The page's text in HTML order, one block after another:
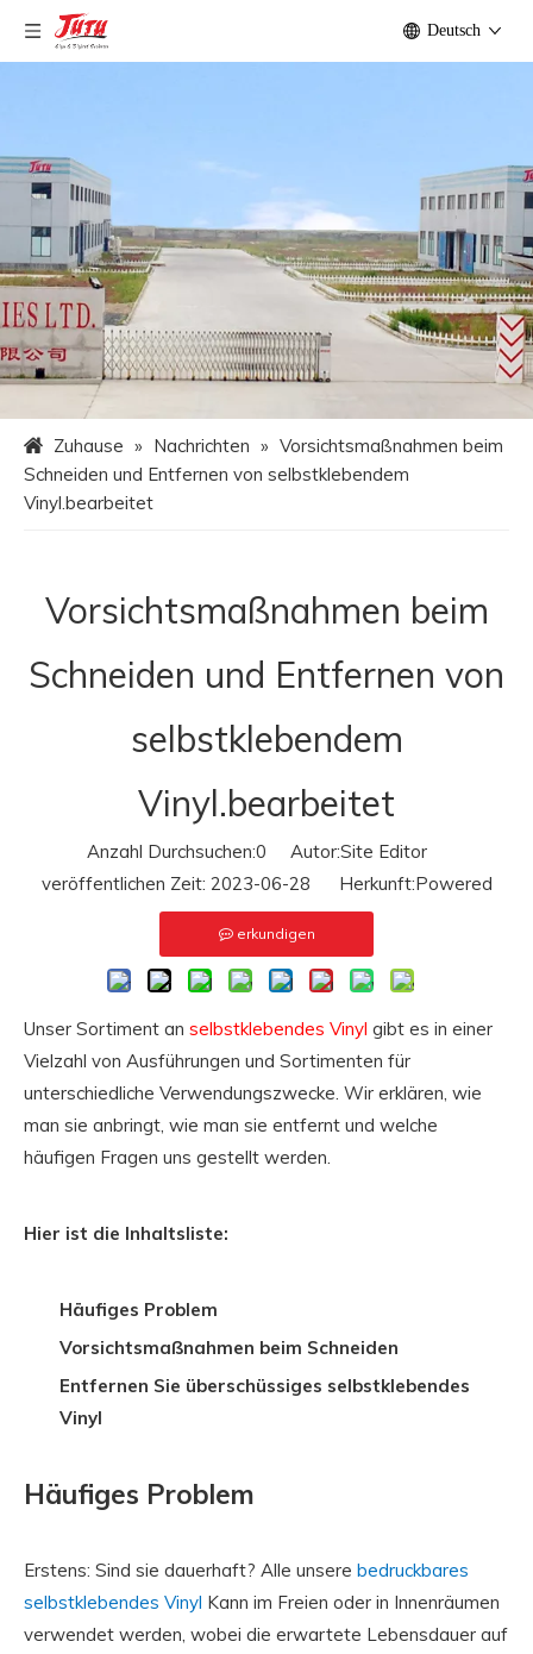
Deutsch
Zuhause » Nachrichten » Vorsichtsmaßnahmen beim
Schneiden und Entfernen von selbstklebendem
Vinyl.bearbeitet
Vorsichtsmaßnahmen beim
Schneiden und Entfernen von
selbstklebendem
Vinyl.bearbeitet
Anzahl Durchsuchen:0 Autor:Site Editor
veröffentlichen Zeit: 2023-06-28 Herkunft:Powered
erkundigen
Unser Sortiment an selbstklebendes Vinyl gibt es in einer
Vielzahl von Ausführungen und Sortimenten für
unterschiedliche Verwendungszwecke. Wir erklären, wie
man sie anbringt, wie man sie entfernt und welche
häufigen Fragen uns gestellt werden.
Hier ist die Inhaltsliste:
Häufiges Problem
Vorsichtsmaßnahmen beim Schneiden
Entfernen Sie überschüssiges selbstklebendes
Vinyl
Häufiges Problem
Erstens: Sind sie dauerhaft? Alle unsere bedruckbares
selbstklebendes Vinyl Kann im Freien oder in Innenräumen
verwendet werden, wobei die erwartete Lebensdauer auf